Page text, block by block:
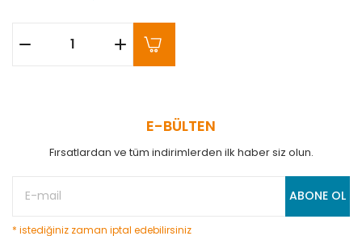
E-BÜLTEN
Fırsatlardan ve tüm indirimlerden ilk haber siz olun.
ABONE OL
* istediğiniz zaman iptal edebilirsiniz